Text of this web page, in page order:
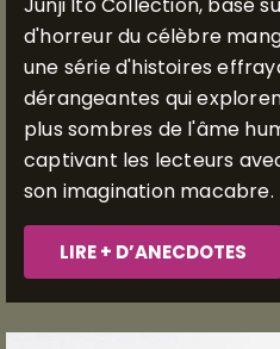
d'horreur du célèbre
une série d'histoires
dérangeantes qui
plus sombres de l'âme
captivant les lecteurs
son imagination macabre.
LIRE + D’ANECDOTES